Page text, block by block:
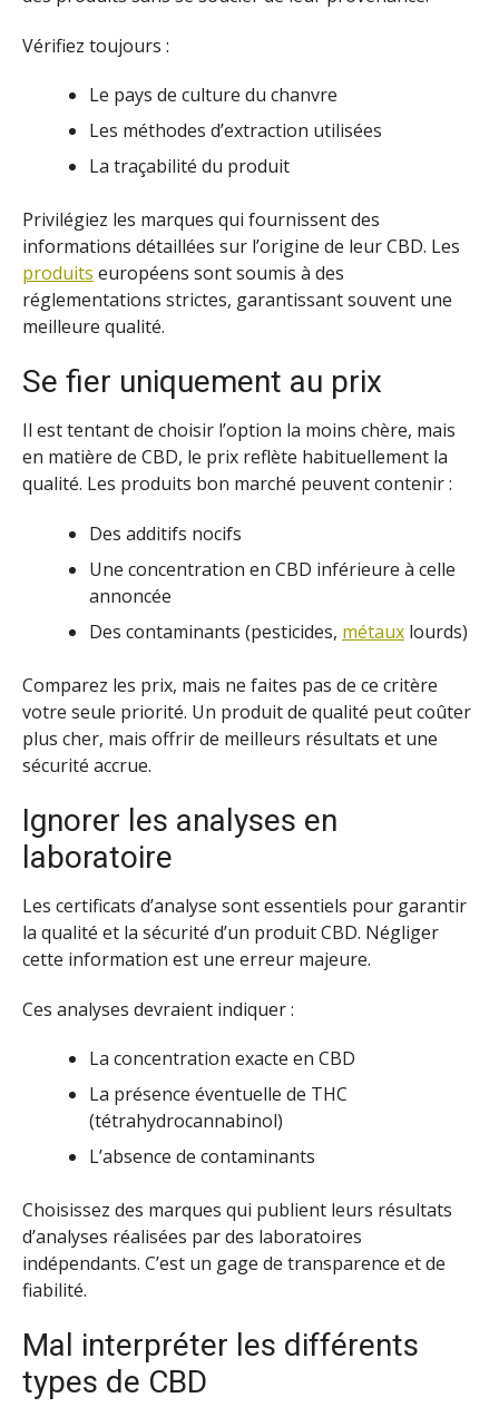
Vérifiez toujours :
Le pays de culture du chanvre
Les méthodes d’extraction utilisées
La traçabilité du produit
Privilégiez les marques qui fournissent des
informations détaillées sur l’origine de leur CBD. Les
produits européens sont soumis à des
réglementations strictes, garantissant souvent une
meilleure qualité.
Se fier uniquement au prix
Il est tentant de choisir l’option la moins chère, mais
en matière de CBD, le prix reflète habituellement la
qualité. Les produits bon marché peuvent contenir :
Des additifs nocifs
Une concentration en CBD inférieure à celle
annoncée
Des contaminants (pesticides, métaux lourds)
Comparez les prix, mais ne faites pas de ce critère
votre seule priorité. Un produit de qualité peut coûter
plus cher, mais offrir de meilleurs résultats et une
sécurité accrue.
Ignorer les analyses en
laboratoire
Les certificats d’analyse sont essentiels pour garantir
la qualité et la sécurité d’un produit CBD. Négliger
cette information est une erreur majeure.
Ces analyses devraient indiquer :
La concentration exacte en CBD
La présence éventuelle de THC
(tétrahydrocannabinol)
L’absence de contaminants
Choisissez des marques qui publient leurs résultats
d’analyses réalisées par des laboratoires
indépendants. C’est un gage de transparence et de
fiabilité.
Mal interpréter les différents
types de CBD